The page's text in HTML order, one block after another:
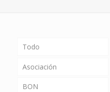
Todo
Asociación
BON